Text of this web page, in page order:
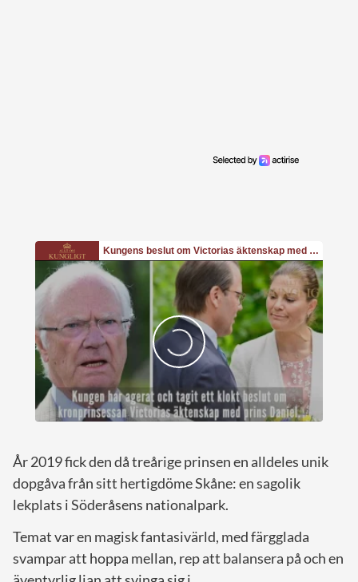
År 2019 fick den då treårige prinsen en alldeles unik
dopgåva från sitt hertigdöme Skåne: en sagolik
lekplats i Söderåsens nationalpark.
Temat var en magisk fantasivärld, med färgglada
svampar att hoppa mellan, rep att balansera på och en